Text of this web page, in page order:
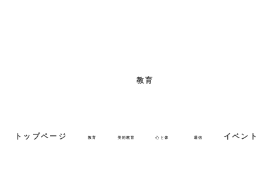
トップページ
教育
教育 美術教育 心と体 通信 イベント